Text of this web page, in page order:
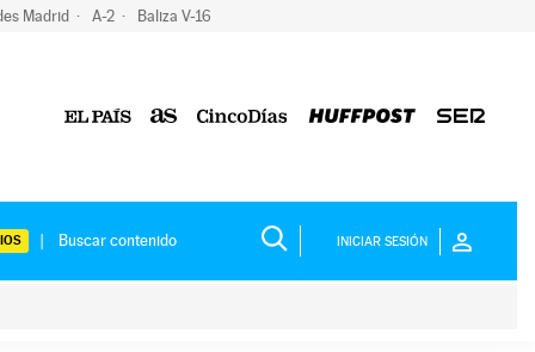
Madrid A-2 Baliza V-16
INICIAR SESIÓN